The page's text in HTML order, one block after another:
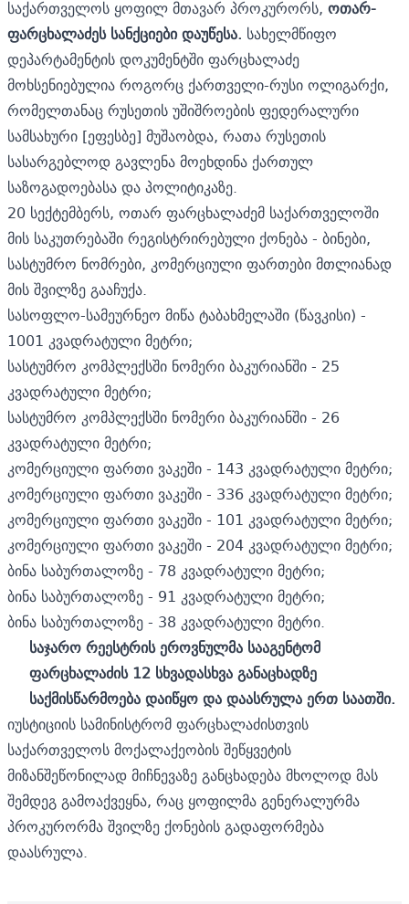
საქართველოს ყოფილ მთავარ პროკურორს, ოთარ-
ფარცხალაძეს სანქციები დაუწესა. სახელმწიფო
დეპარტამენტის დოკუმენტში ფარცხალაძე
მოხსენიებულია როგორც ქართველი-რუსი ოლიგარქი,
რომელთანაც რუსეთის უშიშროების ფედერალური
სამსახური [ეფესბე] მუშაობდა, რათა რუსეთის
სასარგებლოდ გავლენა მოეხდინა ქართულ
საზოგადოებასა და პოლიტიკაზე.
20 სექტემბერს, ოთარ ფარცხალაძემ საქართველოში
მის საკუთრებაში რეგისტრირებული ქონება - ბინები,
სასტუმრო ნომრები, კომერციული ფართები მთლიანად
მის შვილზე გააჩუქა.
სასოფლო-სამეურნეო მიწა ტაბახმელაში (წავკისი) -
1001 კვადრატული მეტრი;
სასტუმრო კომპლექსში ნომერი ბაკურიანში - 25
კვადრატული მეტრი;
სასტუმრო კომპლექსში ნომერი ბაკურიანში - 26
კვადრატული მეტრი;
კომერციული ფართი ვაკეში - 143 კვადრატული მეტრი;
კომერციული ფართი ვაკეში - 336 კვადრატული მეტრი;
კომერციული ფართი ვაკეში - 101 კვადრატული მეტრი;
კომერციული ფართი ვაკეში - 204 კვადრატული მეტრი;
ბინა საბურთალოზე - 78 კვადრატული მეტრი;
ბინა საბურთალოზე - 91 კვადრატული მეტრი;
ბინა საბურთალოზე - 38 კვადრატული მეტრი.
საჯარო რეესტრის ეროვნულმა სააგენტომ
ფარცხალაძის 12 სხვადასხვა განაცხადზე
საქმისწარმოება დაიწყო და დაასრულა ერთ საათში.
იუსტიციის სამინისტრომ ფარცხალაძისთვის
საქართველოს მოქალაქეობის შეწყვეტის
მიზანშეწონილად მიჩნევაზე განცხადება მხოლოდ მას
შემდეგ გამოაქვეყნა, რაც ყოფილმა გენერალურმა
პროკურორმა შვილზე ქონების გადაფორმება
დაასრულა.